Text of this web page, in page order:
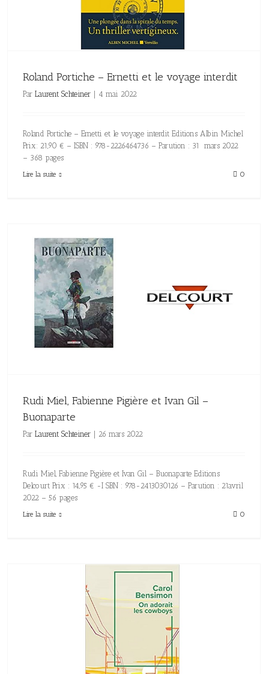
Roland Portiche – Ernetti et le voyage interdit
Par Laurent Schteiner | 4 mai 2022
Roland Portiche – Ernetti et le voyage interdit Editions Albin Michel
Prix: 21,90 € – ISBN : 978-2226464736 – Parution : 31 mars 2022
– 368 pages
Lire la suite 0
Rudi Miel, Fabienne Pigière et Ivan Gil –
Buonaparte
Par Laurent Schteiner 26 mars 2022
Rudi Miel, Fabienne Pigière et Ivan Gil – Buonaparte Editions
Delcourt Prix : 14,95 € -I SBN : 978-2413030126 – Parution : 21avril
2022 – 56 pages
Lire la suite 0